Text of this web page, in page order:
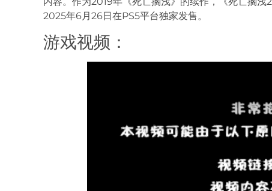
2025年6月26日在PS5平台独家发售。
游戏视频：